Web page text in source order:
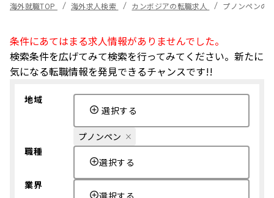
海外就職TOP 海外求人検索 カンボジアの転職求人 プノンペンの
条件にあてはまる求人情報がありませんでした。
検索条件を広げてみて検索を行ってみてください。新たに
気になる転職情報を発見できるチャンスです!!
地域
選択する
プノンペン
職種
選択する
業界
選択する